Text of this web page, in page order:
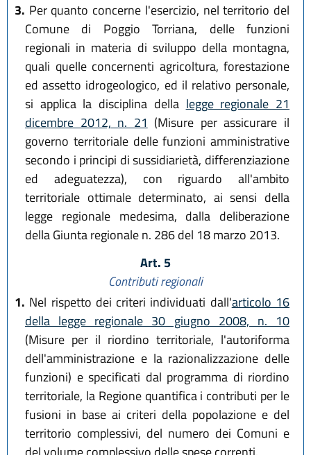
3. Per quanto concerne l'esercizio, nel territorio del
Comune di Poggio Torriana, delle funzioni
regionali in materia di sviluppo della montagna,
quali quelle concernenti agricoltura, forestazione
ed assetto idrogeologico, ed il relativo personale,
si applica la disciplina della legge regionale 21
dicembre 2012, n. 21 (Misure per assicurare il
governo territoriale delle funzioni amministrative
secondo i principi di sussidiarietà, differenziazione
ed adeguatezza), con riguardo all'ambito
territoriale ottimale determinato, ai sensi della
legge regionale medesima, dalla deliberazione
della Giunta regionale n. 286 del 18 marzo 2013.
Art. 5
Contributi regionali
1. Nel rispetto dei criteri individuati dall'articolo 16
della legge regionale 30 giugno 2008, n. 10
(Misure per il riordino territoriale, l'autoriforma
dell'amministrazione e la razionalizzazione delle
funzioni) e specificati dal programma di riordino
territoriale, la Regione quantifica i contributi per le
fusioni in base ai criteri della popolazione e del
territorio complessivi, del numero dei Comuni e